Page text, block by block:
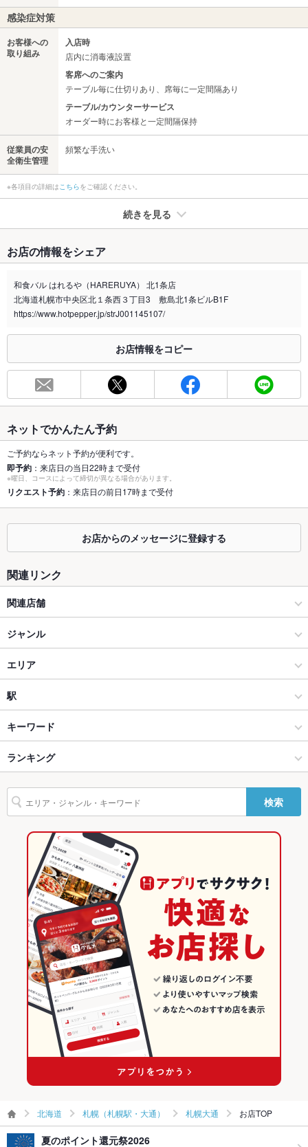
感染症対策
お客様への
取り組み
入店時
店内に消毒液設置
客席へのご案内
テーブル毎に仕切りあり、席毎に一定間隔あり
テーブル/カウンターサービス
オーダー時にお客様と一定間隔保持
従業員の安
全衛生管理
頻繁な手洗い
※各項目の詳細はこちらをご確認ください。
続きを見る
禁煙・喫煙
全席喫煙可
ータイムの禁煙席のご案内はございません。
喫煙専用室 なし
お席
総席数
64席(詳細に関しては「店内・内観」のページをご覧くださ
い。)
最大宴会収
70人(カウンター8席、テーブル4名様×11席、テーブル6名様×4
個室
あり ：4名～・6名・12名・20名・30名でお使いいただける個
室をご用意しております。
なし ：当店では掘りごたつはご用意しておりません。
カウンター
ソファー
設備
Wi-Fi なし
バリアフリ
ー
なし ：お知らせ頂ければ来店や移動のお手伝いさせて頂きま
飲み放題 あり ：90分2200円から
食べ放題 なし ：当店では食べ放題はご用意しておりません。
焼酎充実、日本酒充実、ワイン充実
お子様連れ
お子様連れ不可 ：喫煙可能店舗により未成年の入店はお断りし
ております。
ウェディン
グパーティ
各種二次会も承ります。お気軽にお問い合わせください。
札幌駅地下歩行空間9番出口すぐ！旬の創作料理が食べられるお
店です。
お店の情報をシェア
和食バル はれるや（HARERUYA） 北1条店
北海道札幌市中央区北１条西３丁目3 敷島北1条ビルB1F
https://www.hotpepper.jp/strJ001145107/
お店情報をコピー
ネットでかんたん予約
ご予約ならネット予約が便利です。
即予約 ：来店日の当日22時まで受付
※曜日、コースによって締切が異なる場合があります。
リクエスト予約 ：来店日の前日17時まで受付
お店からのメッセージに登録する
関連リンク
関連店舗
小皿料理と旨い酒 食堂はれるや
ジャンル
居酒屋
和風
札幌（札幌駅・大通） × 居酒屋
札幌（札幌駅・大通） × 和風
さっぽろ駅 × 居酒屋
さっぽろ駅 × 和風
ダイニングバー・バル
和風・創作
札幌（札幌駅・大通） × ダイニングバー・バル
札幌（札幌駅・大通） × 和風・創作
さっぽろ駅 × ダイニングバー・バル
さっぽろ駅 × 和風・創作
エリア
札幌大通
札幌大通 × 居酒屋
札幌大通 × 和風
札幌大通 × ダイニングバー・バル
札幌大通 × 和風・創作
北海道 × 居酒屋
北海道 × 和風
北海道 × ダイニングバー・バル
北海道 × 和風・創作
駅
大通駅
さっぽろ駅
札幌駅
キーワード
からあげ
ランキング
北海道のグルメランキング
北海道の居酒屋ランキング
札幌（札幌駅・大通）のグルメランキング
札幌（札幌駅・大通）の居酒屋ランキング
札幌大通のグルメランキング
札幌大通の居酒屋ランキング
検索
北海道 札幌（札幌駅・大通） 札幌大通 お店TOP
夏のポイント還元祭2026